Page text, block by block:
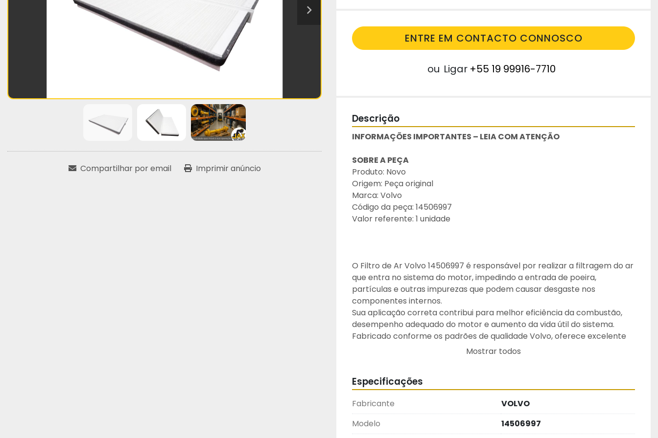
Compartilhar por email Imprimir anúncio
ENTRE EM CONTACTO CONNOSCO
ou Ligar +55 19 99916-7710
Descrição
INFORMAÇÕES IMPORTANTES – LEIA COM ATENÇÃO
SOBRE A PEÇA
Produto: Novo
Origem: Peça original
Marca: Volvo
Código da peça: 14506997
Valor referente: 1 unidade
O Filtro de Ar Volvo 14506997 é responsável por realizar a filtragem do ar
que entra no sistema do motor, impedindo a entrada de poeira,
partículas e outras impurezas que podem causar desgaste nos
componentes internos.
Sua aplicação correta contribui para melhor eficiência da combustão,
desempenho adequado do motor e aumento da vida útil do sistema.
Fabricado conforme os padrões de qualidade Volvo, oferece excelente
capacidade de retenção de contaminantes, durabilidade e confiabilidade
plano de manutenção do equipamento.
ANTES DE COMPRAR
Mostrar todos
Especificações
Fabricante
VOLVO
Modelo
14506997